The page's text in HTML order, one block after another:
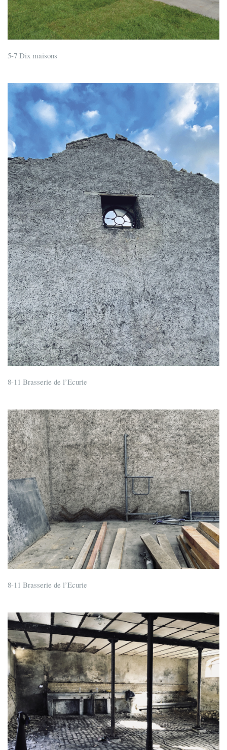
5-7 Dix maisons
8-11 Brasserie de l’Ecurie
8-11 Brasserie de l’Ecurie